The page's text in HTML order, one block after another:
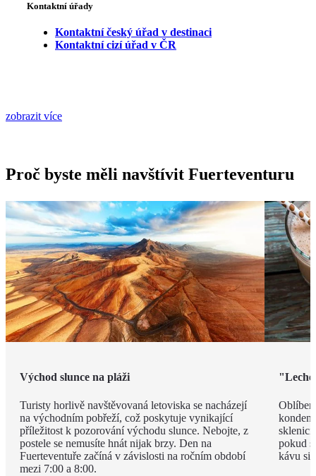
Kontaktní úřady
Kontaktní český úřad v destinaci
Kontaktní cizí úřad v ČR
zobrazit více
Proč byste měli navštívit Fuerteventuru
Východ slunce na pláži
Turisty horlivě navštěvovaná letoviska se nacházejí
na východním pobřeží, což poskytuje vynikající
příležitost k pozorování východu slunce. Nebojte, z
postele se nemusíte hnát nijak brzy. Den na
Fuerteventuře začíná v závislosti na ročním období
mezi 7:00 a 8:00.
pokud
kávu si